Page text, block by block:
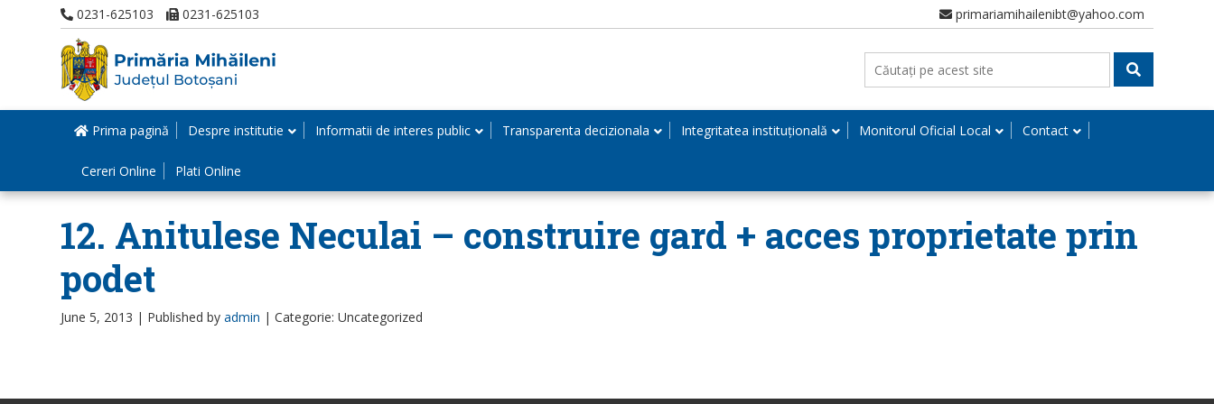
0231-625103 0231-625103 primariamihailenibt@yahoo.com
Prima pagină Despre institutie Informatii de interes public Transparenta decizionala Integritatea instituțională Monitorul Oficial Local Contact
Cereri Online Plati Online
12. Anitulese Neculai – construire gard + acces proprietate prin
podet
June 5, 2013 | Published by admin | Categorie: Uncategorized